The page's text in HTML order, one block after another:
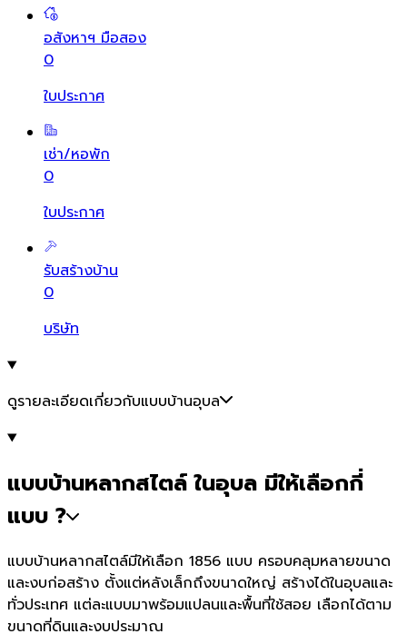
อสังหาฯ มือสอง
0
ใบประกาศ
เช่า/หอพัก
0
ใบประกาศ
รับสร้างบ้าน
0
บริษัท
ดูรายละเอียดเกี่ยวกับแบบบ้านอุบล
แบบบ้านหลากสไตล์ ในอุบล มีให้เลือกกี่
แบบ ?
แบบบ้านหลากสไตล์มีให้เลือก 1856 แบบ ครอบคลุมหลายขนาด
และงบก่อสร้าง ตั้งแต่หลังเล็กถึงขนาดใหญ่ สร้างได้ในอุบลและ
ทั่วประเทศ แต่ละแบบมาพร้อมแปลนและพื้นที่ใช้สอย เลือกได้ตาม
ขนาดที่ดินและงบประมาณ